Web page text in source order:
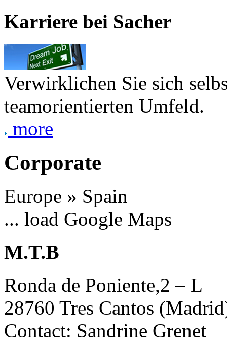
Karriere bei Sacher
Verwirklichen Sie sich
teamorientierten Umfeld.
more
Corporate
Europe » Spain
... load Google Maps
M.T.B
Ronda de Poniente,2 – L
28760 Tres Cantos
Contact: Sandrine Grenet